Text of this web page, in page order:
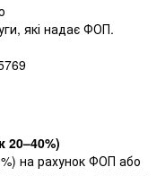
які надає ФОП.
20–40%)
на рахунок ФОП або